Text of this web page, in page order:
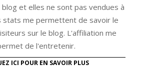
et elles ne sont pas vendues à
stats me permettent de savoir le
sur le blog. L'affiliation me
de l'entretenir.
ICI POUR EN SAVOIR PLUS